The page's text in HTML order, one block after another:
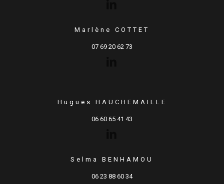
Marlène COTTET
07 69 20 62 73
Hugues HAUCHEMAILLE
06 60 65 41 43
Selma BENHAMOU
06 23 88 60 34